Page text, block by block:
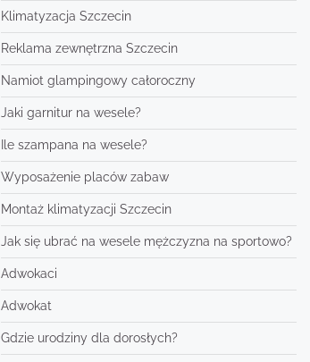
Klimatyzacja Szczecin
Reklama zewnętrzna Szczecin
Namiot glampingowy całoroczny
Jaki garnitur na wesele?
Ile szampana na wesele?
Wyposażenie placów zabaw
Montaż klimatyzacji Szczecin
Jak się ubrać na wesele mężczyzna na sportowo?
Adwokaci
Adwokat
Gdzie urodziny dla dorosłych?